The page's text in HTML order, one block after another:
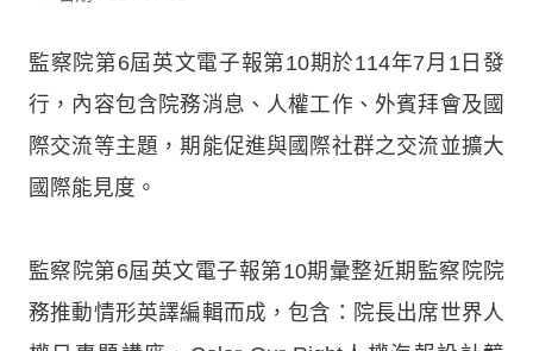
監察院第6屆英文電子報第10期於114年7月1日發
行，內容包含院務消息、人權工作、外賓拜會及國
際交流等主題，期能促進與國際社群之交流並擴大
國際能見度。
監察院第6屆英文電子報第10期彙整近期監察院院
務推動情形英譯編輯而成，包含：院長出席世界人